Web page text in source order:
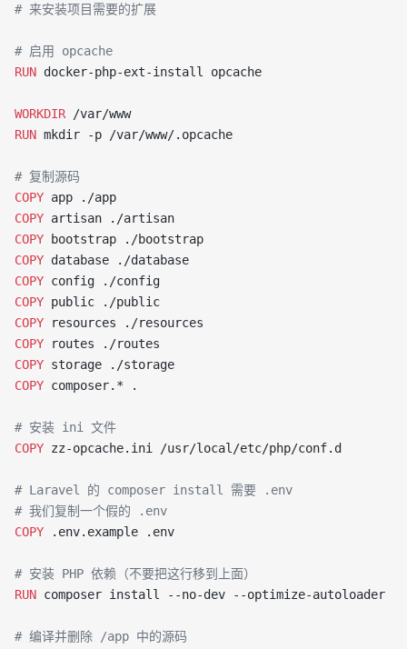
# 来安装项目需要的扩展
# 启用 opcache
RUN docker-php-ext-install opcache
WORKDIR /var/www
RUN mkdir -p /var/www/.opcache
# 复制源码
COPY app ./app
COPY artisan ./artisan
COPY bootstrap ./bootstrap
COPY database ./database
COPY config ./config
COPY public ./public
COPY resources ./resources
COPY routes ./routes
COPY storage ./storage
COPY composer.* .
# 安装 ini 文件
COPY zz-opcache.ini /usr/local/etc/php/conf.d
# Laravel 的 composer install 需要 .env
# 我们复制一个假的 .env
COPY .env.example .env
# 安装 PHP 依赖（不要把这行移到上面）
RUN composer install --no-dev --optimize-autoloader
# 编译并删除 /app 中的源码